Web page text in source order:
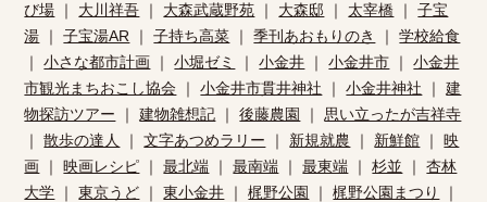
び場 ｜ 大川祥吾 ｜ 大森武蔵野苑 ｜ 大森邸 ｜ 太宰橋 ｜子宝
湯 ｜子宝湯AR ｜子持ち高菜 ｜季刊あおもりのき ｜学校給食
｜小さな都市計画 ｜小堀ゼミ ｜小金井 ｜小金井市 ｜小金井
市観光まちおこし協会 ｜小金井市貫井神社 ｜小金井神社 ｜建
物探訪ツアー ｜建物雑想記 ｜後藤農園 ｜ 思い立ったが吉祥寺
｜散歩の達人 ｜文字あつめラリー ｜ 新規就農 ｜ 新鮮館 ｜映
画 ｜映画レシピ ｜最北端 ｜最南端 ｜最東端 ｜杉並 ｜杏林
大学 ｜東京うど ｜東小金井 ｜梶野公園 ｜梶野公園まつり
｜